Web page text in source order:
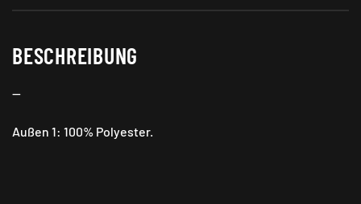
BESCHREIBUNG
—
Außen 1: 100% Polyester.